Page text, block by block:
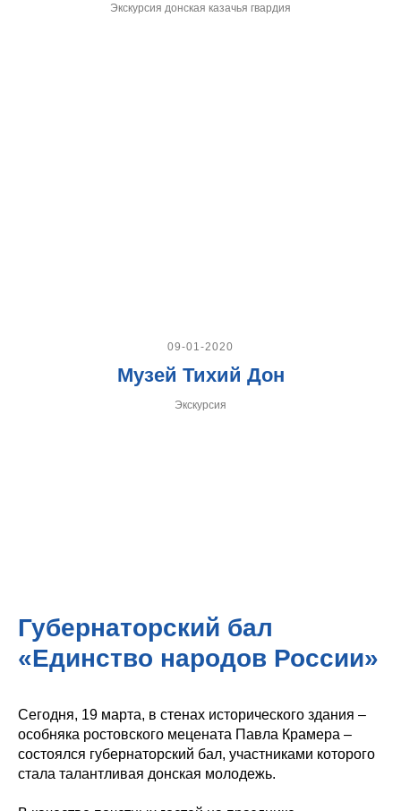
Экскурсия донская казачья гвардия
09-01-2020
Музей Тихий Дон
Экскурсия
Губернаторский бал
«Единство народов России»
Сегодня, 19 марта, в стенах исторического здания –
особняка ростовского мецената Павла Крамера –
состоялся губернаторский бал, участниками которого
стала талантливая донская молодежь.